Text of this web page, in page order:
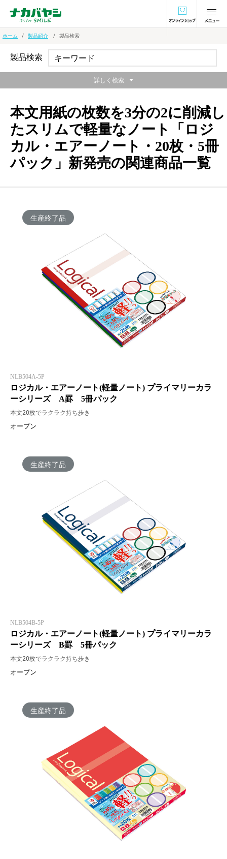
オンラインショ
ホーム 製品紹介 製品検索
本文用紙の枚数を3分の2に削減し
たスリムで軽量なノート「ロジ
カル・エアーノート・20枚・5冊
パック」新発売の関連商品一覧
生産終了品
NLB504A-5P
ロジカル・エアーノート(軽量ノート) プライマリーカラ
ーシリーズ A罫 5冊パック
本文20枚でラクラク持ち歩き
オープン
生産終了品
NLB504B-5P
ロジカル・エアーノート(軽量ノート) プライマリーカラ
ーシリーズ B罫 5冊パック
本文20枚でラクラク持ち歩き
オープン
生産終了品
製品検索
詳しく検索